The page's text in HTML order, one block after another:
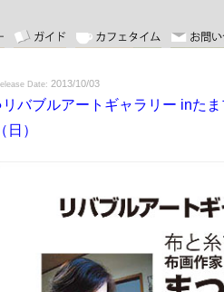
2013/10/03
リバブルアートギャラリー inた
（日）